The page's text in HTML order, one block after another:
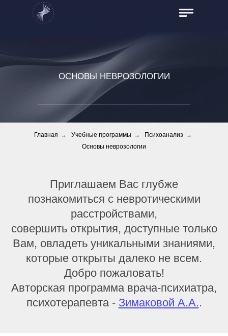
ОСНОВЫ НЕВРОЗОЛОГИИ
Главная → Учебные программы → Психоанализ →
Основы неврозологии
Приглашаем Вас глубже
познакомиться с невротическими
расстройствами,
совершить открытия, доступные только
Вам, овладеть уникальными знаниями,
которые открыты далеко не всем.
Добро пожаловать!
Авторская программа врача-психиатра,
психотерапевта - Зимаковой А.А..